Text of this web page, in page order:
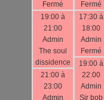
Fermé
19:00 à
21:00
Admin
The soul
dissidence
21:00 à
23:00
Admin
Fermé
17:30 à
18:00
Admin
Fermé
19:00 à
22:00
Admin
Sir bob